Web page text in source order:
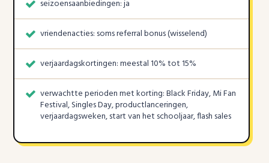
seizoensaanbiedingen: ja
vriendenacties: soms referral bonus (wisselend)
verjaardagskortingen: meestal 10% tot 15%
verwachtte perioden met korting: Black Friday, Mi Fan
Festival, Singles Day, productlanceringen,
verjaardagsweken, start van het schooljaar, flash sales